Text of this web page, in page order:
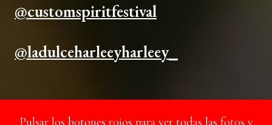
@customspiritfestival
@ladulceharleeyharleey_
Pulsar los botones rojos para ver todas las fotos y